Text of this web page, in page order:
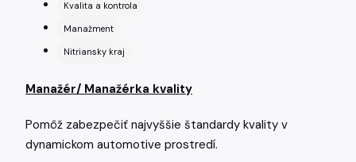
Kvalita a kontrola
Manažment
Nitriansky kraj
Manažér/ Manažérka kvality
Pomôž zabezpečiť najvyššie štandardy kvality v
dynamickom automotive prostredí.